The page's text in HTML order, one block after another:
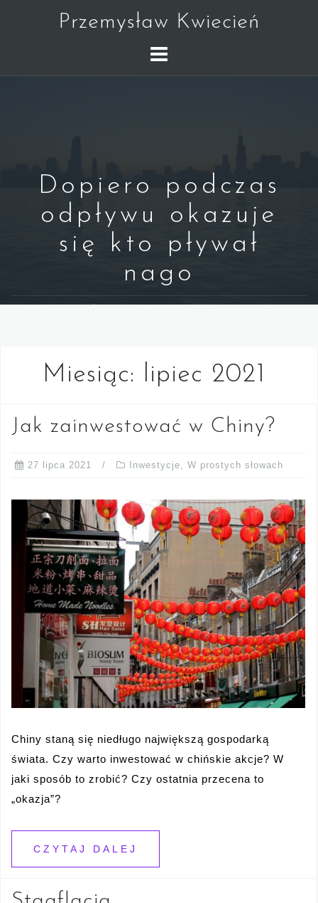
Przemysław Kwiecień
Dopiero podczas
odpływu okazuje
się kto pływał
nago
Miesiąc: lipiec 2021
Jak zainwestować w Chiny?
27 lipca 2021 Inwestycje W prostych słowach
Chiny staną się niedługo największą gospodarką
świata. Czy warto inwestować w chińskie akcje? W
jaki sposób to zrobić? Czy ostatnia przecena to
„okazja”?
CZYTAJ DALEJ